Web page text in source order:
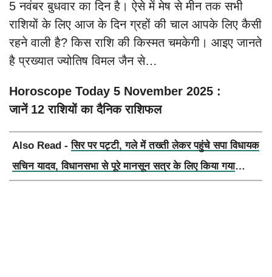
5 नवंबर बुधवार का दिन है। ऐसे में मेष से मीन तक सभी
राशियों के लिए आज के दिन ग्रहों की चाल आपके लिए कैसी
रहने वाली है? किस राशि की किस्मत चमकेगी। आइए जानते
है प्रख्यात ज्योतिष विमल जैन से…
Horoscope Today 5 November 2025 :
जानें 12 राशियों का दैनिक राशिफल
Also Read -सिर पर पट्टी, गले में तख्ती लेकर पहुंचे सपा विधायक
सचिन यादव, विधानसभा से पूरे मानसून सत्र के लिए किया गया